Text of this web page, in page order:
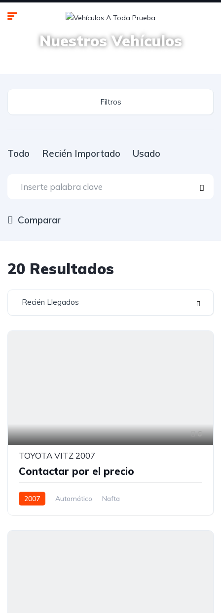
Nuestros Vehículos
Filtros
Todo Recién Importado Usado
Comparar
20 Resultados
Recién Llegados
6
TOYOTA VITZ 2007
Contactar por el precio
2007 Automático Nafta